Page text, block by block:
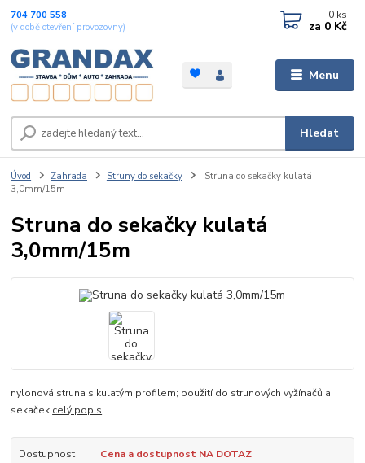
Menu
Hledat
704 700 558
(v době otevření provozovny)
0 ks
za 0 Kč
Úvod Zahrada Struny do sekačky
Struna do sekačky kulatá
3,0mm/15m
Struna do sekačky kulatá
3,0mm/15m
nylonová struna s kulatým profilem; použití do strunových vyžínačů a
sekaček celý popis
Dostupnost Cena a dostupnost NA DOTAZ